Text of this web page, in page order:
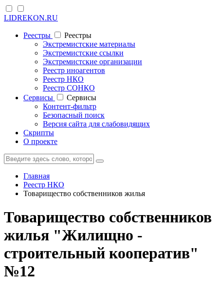
LIDREKON.RU
Реестры
Реестры
Экстремистские материалы
Экстремистские ссылки
Экстремистские организации
Реестр иноагентов
Реестр НКО
Реестр СОНКО
Cервисы
Cервисы
Контент-фильтр
Безопасный поиск
Версия сайта для слабовидящих
Скрипты
О проекте
Главная
Реестр НКО
Товарищество собственников жилья
Товарищество собственников
жилья "Жилищно -
строительный кооператив"
№12